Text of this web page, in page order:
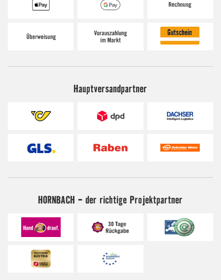
Hauptversandpartner
HORNBACH - der richtige Projektpartner